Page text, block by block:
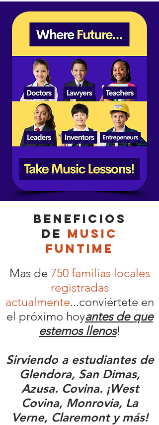
Beneficios
de Music
FunTime
Mas de 750 familias locales
registradas
actualmente...conviértete en
el próximo hoyantes de que
estemos llenos!
Sirviendo a estudiantes de
Glendora, San Dimas,
Azusa. Covina. ¡West
Covina, Monrovia, La
Verne, Claremont y más!